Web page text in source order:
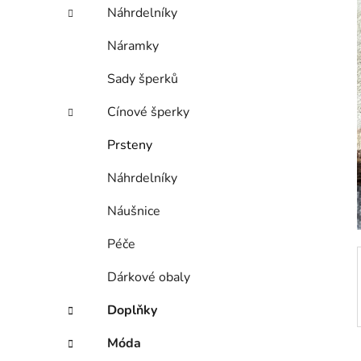
l
Náhrdelníky
Náramky
Sady šperků
Cínové šperky
Prsteny
Náhrdelníky
Náušnice
Péče
Dárkové obaly
Doplňky
Móda